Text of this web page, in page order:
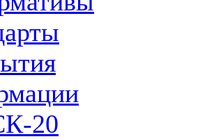
20